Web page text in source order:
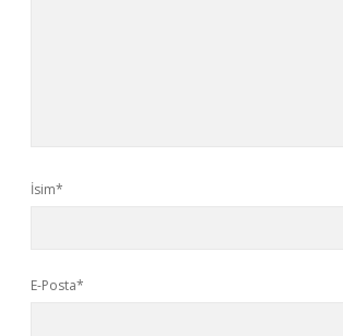
İsim*
E-Posta*